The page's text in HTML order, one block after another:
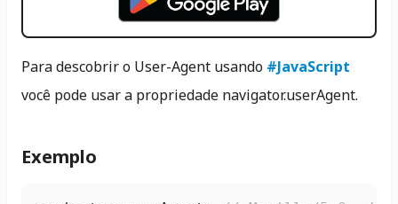
Para descobrir o User-Agent usando #JavaScript
você pode usar a propriedade navigator.userAgent.
Exemplo